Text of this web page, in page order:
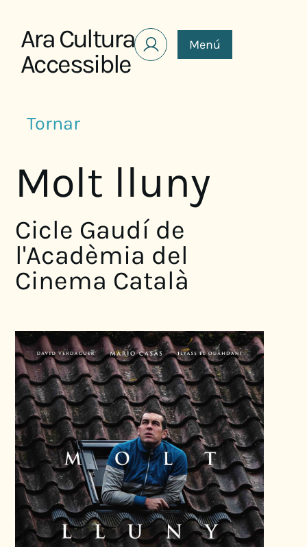
Ara Cultura
Accessible
Menú
Tornar
Molt lluny
Cicle Gaudí de
l'Acadèmia del
Cinema Català